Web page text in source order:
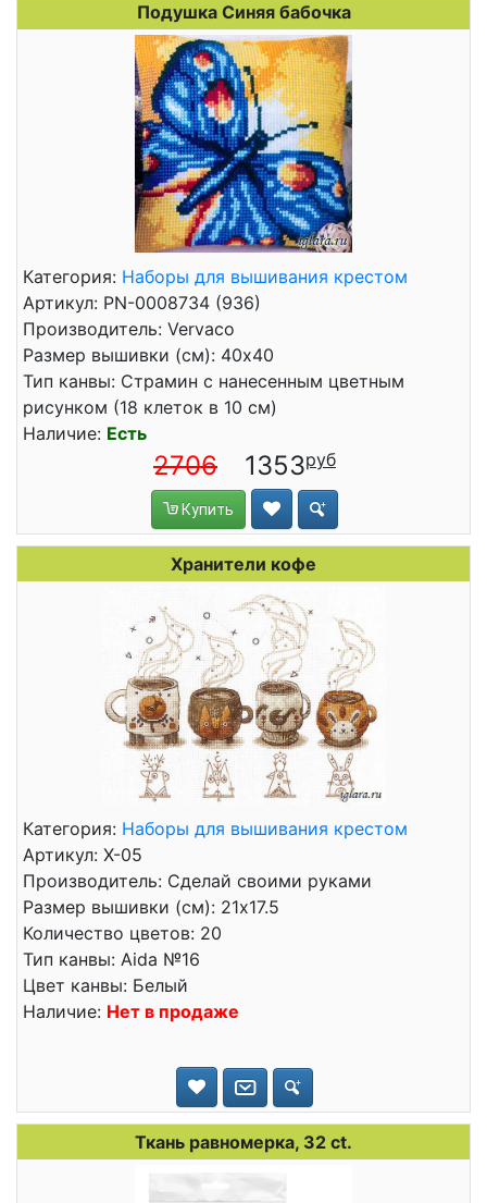
Подушка Синяя бабочка
Категория: Наборы для вышивания крестом
Артикул: PN-0008734 (936)
Производитель: Vervaco
Размер вышивки (см): 40x40
Тип канвы: Страмин с нанесенным цветным
рисунком (18 клеток в 10 см)
Наличие: Есть
2706 1353
Купить
Хранители кофе
Категория: Наборы для вышивания крестом
Артикул: Х-05
Производитель: Сделай своими руками
Размер вышивки (см): 21x17.5
Количество цветов: 20
Тип канвы: Aida №16
Цвет канвы: Белый
Наличие: Нет в продаже
Ткань равномерка, 32 ct.